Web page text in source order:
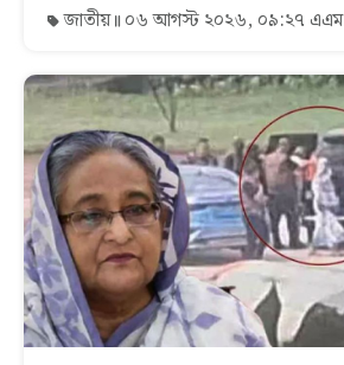
জাতীয় ০৬ আগস্ট ২০২৬, ০৯:২৭ এএম